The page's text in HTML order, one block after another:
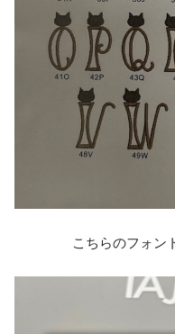
こちらのフォン